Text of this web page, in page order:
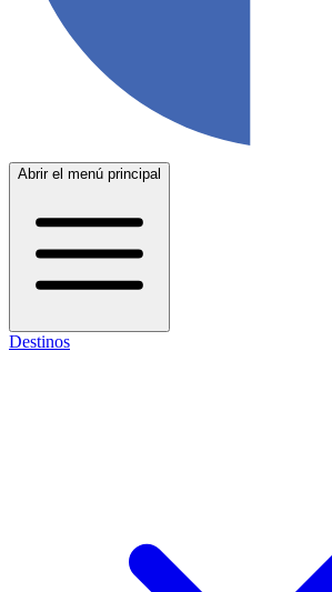
Abrir el menú principal
Destinos